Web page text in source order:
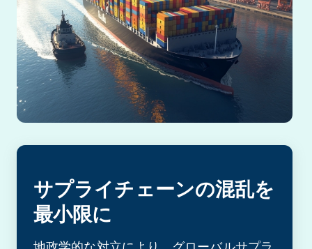
サプライチェーンの混乱を
最小限に